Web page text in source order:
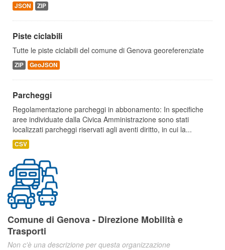
JSON ZIP
Piste ciclabili
Tutte le piste ciclabili del comune di Genova georeferenziate
ZIP GeoJSON
Parcheggi
Regolamentazione parcheggi in abbonamento: In specifiche
aree individuate dalla Civica Amministrazione sono stati
localizzati parcheggi riservati agli aventi diritto, in cui la...
CSV
Comune di Genova - Direzione Mobilità e
Trasporti
Non c'è una descrizione per questa organizzazione